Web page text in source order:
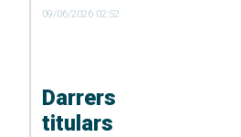
09/06/2026 02:52
Darrers
titulars